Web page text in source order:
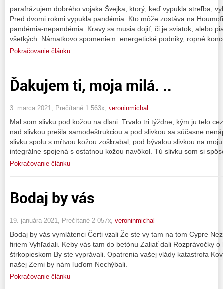
parafrázujem dobrého vojaka Švejka, ktorý, keď vypukla streľba,
Pred dvomi rokmi vypukla pandémia. Kto môže zostáva na
pandémia-nepandémia. Kravy sa musia dojiť, či je sviatok, alebo
všetkých. Námatkovo spomeniem: energetické podniky, ropné
Pokračovanie článku
Ďakujem ti, moja milá. ..
3. marca 2021, Prečítané 1 563x, veroninmichal
Mal som slivku pod kožou na dlani. Trvalo tri týždne, kým ju telo
nad slivkou prešla samodeštrukciou a pod slivkou sa súčasne
slivku spolu s mŕtvou kožou zoškrabal, pod bývalou slivkou na
integrálne spojená s ostatnou kožou navôkol. Tú slivku som si
Pokračovanie článku
Bodaj by vás
19. januára 2021, Prečítané 2 057x, veroninmichal
Bodaj by vás vymlátenci Čerti vzali Že ste vy tam na tom Cypre
firiem Vyhľadali. Keby vás tam do betónu Zaliať dali Rozprávočky
štrkopieskom By ste vyprávali. Opatrenia vašej vlády katastrofa
našej Zemi by nám ľuďom Nechýbali.
Pokračovanie článku